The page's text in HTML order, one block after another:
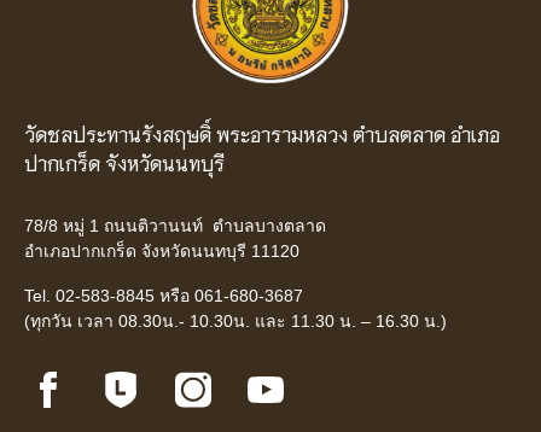
วัดชลประทานรังสฤษดิ์ พระอารามหลวง ตำบลตลาด อำเภอ
ปากเกร็ด จังหวัดนนทบุรี
78/8 หมู่ 1 ถนนติวานนท์ ตำบลบางตลาด
อำเภอปากเกร็ด จังหวัดนนทบุรี 11120
Tel. 02-583-8845 หรือ 061-680-3687
(ทุกวัน เวลา 08.30น.- 10.30น. และ 11.30 น. – 16.30 น.)